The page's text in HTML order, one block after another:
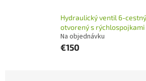
Hydraulický ventil 6-
otvorený s rýchlospojkami
Na objednávku
€150